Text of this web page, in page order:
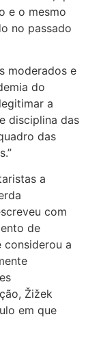
e o mesmo
no passado
moderados e
do
a
disciplina das
das
a
com
de
considerou a
Žižek
em que